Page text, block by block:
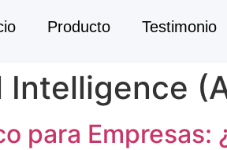
Producto Testimonio
para Empresas: